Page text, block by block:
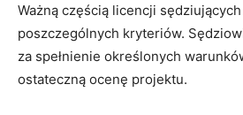
Ważną​ częścią licencji
poszczególnych kryteriów.
za spełnienie określonych
‌ostateczną​ ocenę projektu.